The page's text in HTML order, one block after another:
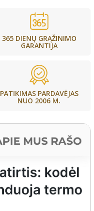
365 DIENŲ GRĄŽINIMO
GARANTIJA
PATIKIMAS PARDAVĖJAS
NUO 2006 M.